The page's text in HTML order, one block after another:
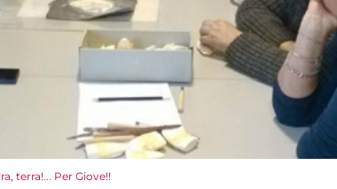
terra!... Per Giove!!